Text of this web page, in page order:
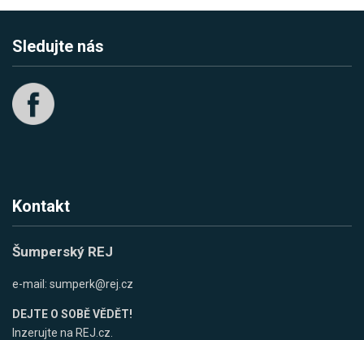
Sledujte nás
Kontakt
Šumperský REJ
e-mail: sumperk@rej.cz
DEJTE O SOBĚ VĚDĚT!
Inzerujte na REJ.cz.